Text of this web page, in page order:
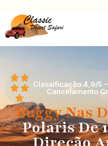
Classificação 4,9/5
Cancelamento
Buggy Nas
Polaris De